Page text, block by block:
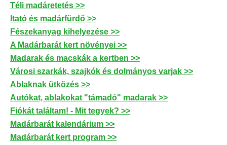
Téli madáretetés >>
Itató és madárfürdő >>
Fészekanyag kihelyezése >>
A Madárbarát kert növényei >>
Madarak és macskák a kertben >>
Városi szarkák, szajkók és dolmányos varjak >>
Ablaknak ütközés >>
Autókat, ablakokat "támadó" madarak >>
Fiókát találtam! - Mit tegyek? >>
Madárbarát kalendárium >>
Madárbarát kert program >>